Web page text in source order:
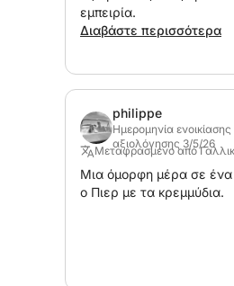
εμπειρία.
Διαβάστε περισσότερα
philippe
Ημερομηνία
αξιολόγησης 3/5/26
Μεταφρασμένο από
Μια όμορφη μέρα σε
ο Πιερ με τα κρεμμύδια.